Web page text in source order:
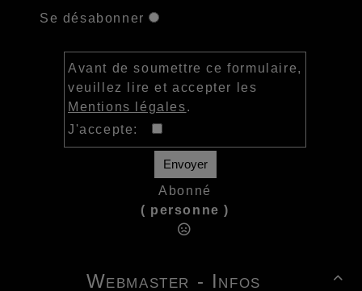
Se désabonner
Avant de soumettre ce formulaire,
veuillez lire et accepter les
Mentions légales.
J'accepte:
Envoyer
Abonné
( personne )

Webmaster - Infos